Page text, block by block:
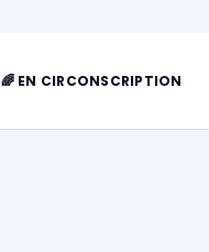
🌈 EN CIRCONSCRIPTION